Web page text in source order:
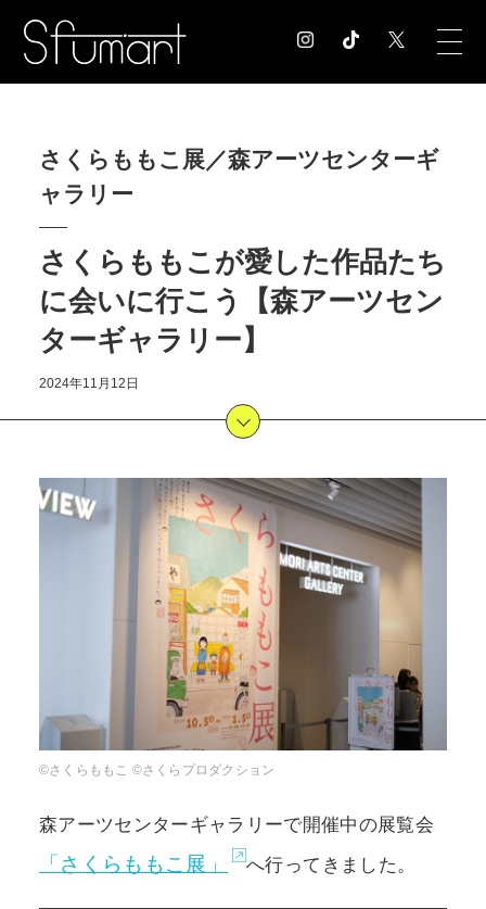
COLUMN コラム記事
MUSEUM 美術館情報
NEWS お知らせ
CONTACT
POLICY COMPANY
さくらももこ展／森アーツセンターギ
ャラリー
さくらももこが愛した作品たち
に会いに行こう【森アーツセン
ターギャラリー】
2024年11月12日
©さくらももこ ©さくらプロダクション
森アーツセンターギャラリーで開催中の展覧会
「さくらももこ展」 へ行ってきました。